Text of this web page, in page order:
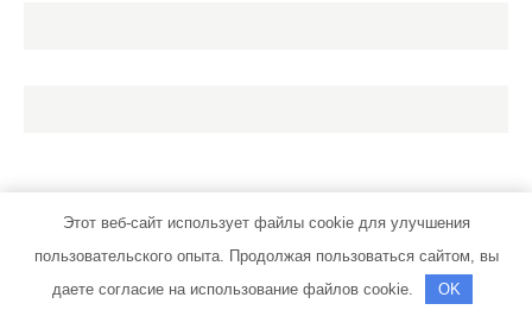
instrument-sk.ru | Тема от Grace Themes
Этот веб-сайт использует файлы cookie для улучшения
пользовательского опыта. Продолжая пользоваться сайтом, вы
даете согласие на использование файлов cookie.
OK